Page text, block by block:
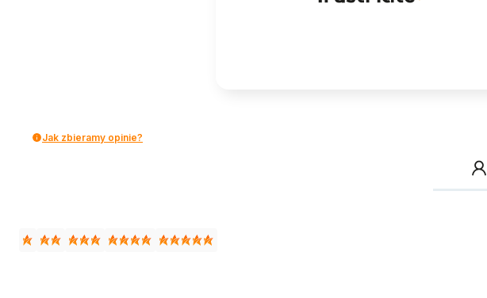
Jak zbieramy opinie?